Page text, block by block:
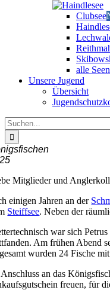
Clubsee
alle Seen
Unsere Jugend
Übersicht
Suche
nach:
Mitglieder und
einigen Jahren an der
Steiffsee. Neben der
war sich
Am frühen Abend
wurden 24 Fische
an das
freuen, für